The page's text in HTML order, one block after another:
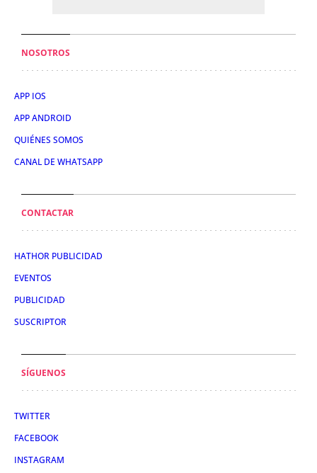
NOSOTROS
APP IOS
APP ANDROID
QUIÉNES SOMOS
CANAL DE WHATSAPP
CONTACTAR
HATHOR PUBLICIDAD
EVENTOS
PUBLICIDAD
SUSCRIPTOR
SÍGUENOS
TWITTER
FACEBOOK
INSTAGRAM